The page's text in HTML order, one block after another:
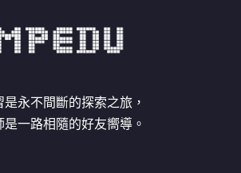
是永不間斷的探索之旅，
是一路相隨的好友嚮導。